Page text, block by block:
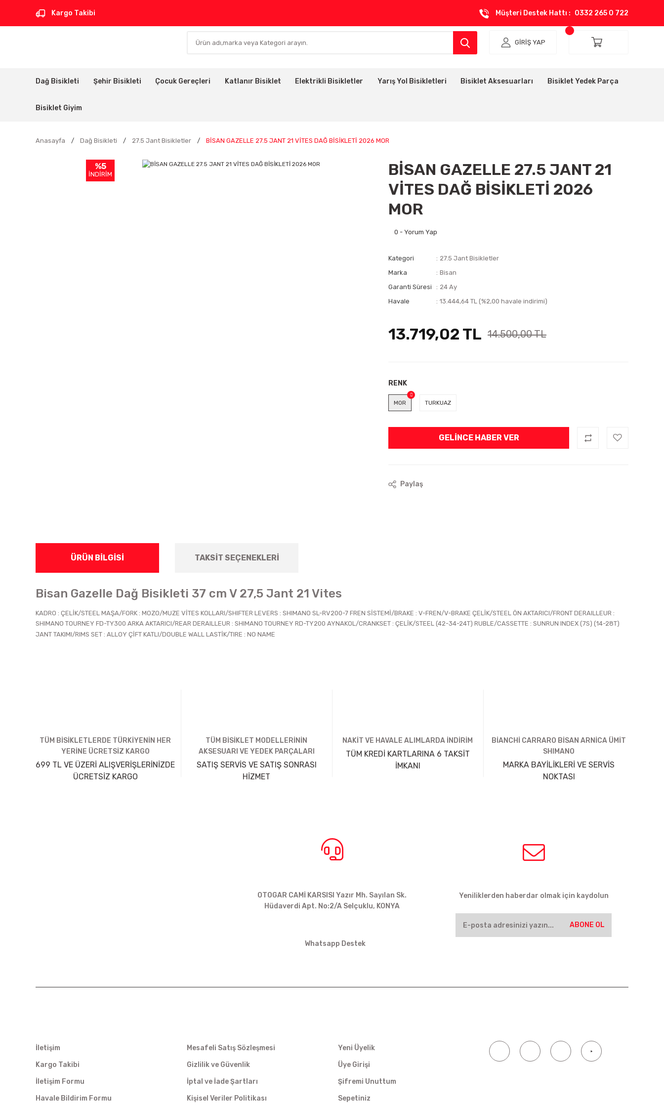
Kargo Takibi Müşteri Destek Hattı : 0332 265 0 722
GİRİŞ YAP
Dağ Bisikleti Şehir Bisikleti Çocuk Gereçleri Katlanır Bisiklet Elektrikli Bisikletler Yarış Yol Bisikletleri Bisiklet Aksesuarları Bisiklet Yedek Parça
Bisiklet Giyim
Anasayfa Dağ Bisikleti 27.5 Jant Bisikletler BİSAN GAZELLE 27.5 JANT 21 VİTES DAĞ BİSİKLETİ 2026 MOR
%5
İNDİRİM
BİSAN GAZELLE 27.5 JANT 21
VİTES DAĞ BİSİKLETİ 2026
MOR
0 - Yorum Yap
Kategori
27.5 Jant Bisikletler
Marka
Bisan
Garanti Süresi
24 Ay
Havale
13.444,64 TL (%2,00 havale indirimi)
13.719,02 TL 14.500,00 TL
RENK
MOR TURKUAZ
GELINCE HABER VER
Paylaş
ÜRÜN BILGISI TAKSIT SEÇENEKLERI
Bisan Gazelle Dağ Bisikleti 37 cm V 27,5 Jant 21 Vites
KADRO : ÇELİK/STEEL MAŞA/FORK : MOZO/MUZE VİTES KOLLARI/SHIFTER LEVERS : SHIMANO SL-RV200-7 FREN SİSTEMİ/BRAKE : V-FREN/V-BRAKE ÇELİK/STEEL ÖN AKTARICI/FRONT DERAILLEUR :
SHIMANO TOURNEY FD-TY300 ARKA AKTARICI/REAR DERAILLEUR : SHIMANO TOURNEY RD-TY200 AYNAKOL/CRANKSET : ÇELİK/STEEL (42-34-24T) RUBLE/CASSETTE : SUNRUN INDEX (7S) (14-28T)
JANT TAKIMI/RIMS SET : ALLOY ÇİFT KATLI/DOUBLE WALL LASTİK/TIRE : NO NAME
TÜM BİSİKLETLERDE TÜRKİYENİN HER
YERİNE ÜCRETSİZ KARGO
699 TL VE ÜZERİ ALIŞVERİŞLERİNİZDE
ÜCRETSİZ KARGO
TÜM BİSİKLET MODELLERİNİN
AKSESUARI VE YEDEK PARÇALARI
SATIŞ SERVİS VE SATIŞ SONRASI
HİZMET
NAKİT VE HAVALE ALIMLARDA İNDİRİM
TÜM KREDİ KARTLARINA 6 TAKSİT
İMKANI
BİANCHİ CARRARO BİSAN ARNİCA ÜMİT
SHIMANO
MARKA BAYİLİKLERİ VE SERVİS
NOKTASI
OTOGAR CAMİ KARSISI Yazır Mh. Sayılan Sk.
Hüdaverdi Apt. No:2/A Selçuklu, KONYA
Whatsapp Destek
Yeniliklerden haberdar olmak için kaydolun
ABONE OL
İletişim
Kargo Takibi
İletişim Formu
Havale Bildirim Formu
Mesafeli Satış Sözleşmesi
Gizlilik ve Güvenlik
İptal ve İade Şartları
Kişisel Veriler Politikası
Yeni Üyelik
Üye Girişi
Şifremi Unuttum
Sepetiniz